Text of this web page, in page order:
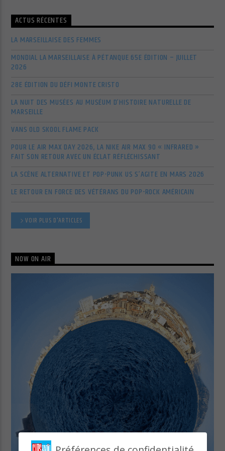
ACTUS RÉCENTES
LA MARSEILLAISE DES FEMMES
MONDIAL LA MARSEILLAISE À PÉTANQUE 65E ÉDITION – JUILLET
2026
28E ÉDITION DU DÉFI MONTE CRISTO
LA NUIT DES MUSÉES AU MUSÉUM D’HISTOIRE NATURELLE DE
MARSEILLE
VANS OLD SKOOL FLAME PACK
POUR LE AIR MAX DAY 2026, LA NIKE AIR MAX 90 « INFRARED »
FAIT SON RETOUR AVEC UN ÉCLAT RÉFLÉCHISSANT
LA SCÈNE ALTERNATIVE ET POP-PUNK US S’AGITE EN MARS 2026
LE RETOUR EN FORCE DES VÉTÉRANS DU POP-ROCK AMÉRICAIN
VOIR PLUS D'ARTICLES
NOW ON AIR